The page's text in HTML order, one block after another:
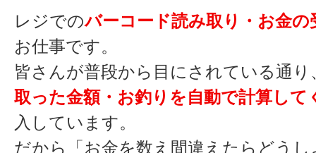
レジでのバーコード読み取り・お金の
お仕事です。
皆さんが普段から目にされている通り
取った金額・お釣りを自動で計算して
入しています。
だから「お金を数え間違えたらどう